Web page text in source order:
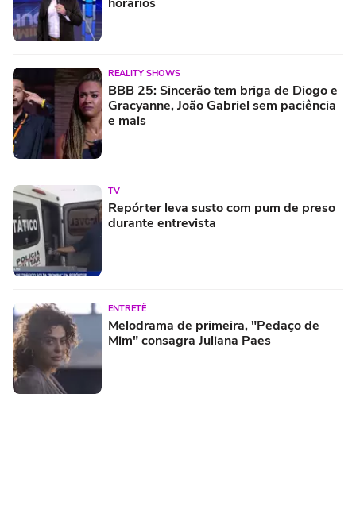
REALITY SHOWS
BBB 25: Sincerão tem briga de Diogo e
Gracyanne, João Gabriel sem paciência
e mais
TV
Repórter leva susto com pum de preso
durante entrevista
ENTRETÊ
Melodrama de primeira, "Pedaço de
Mim" consagra Juliana Paes